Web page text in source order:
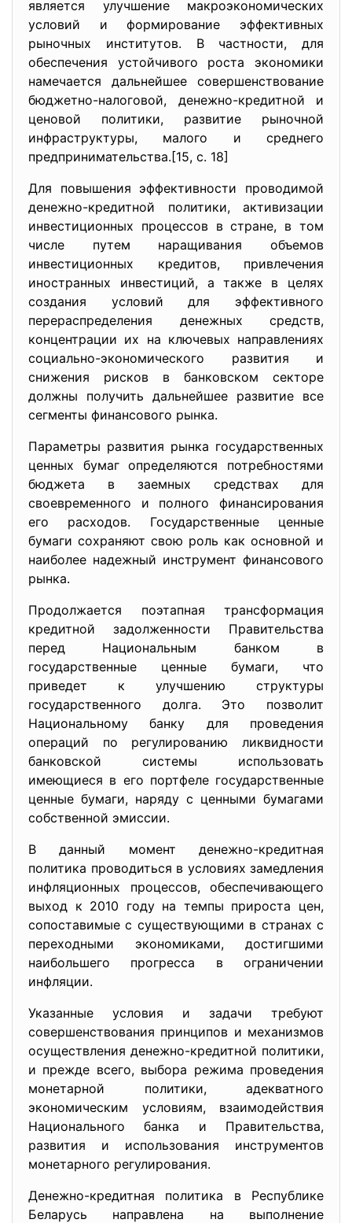
является улучшение макроэкономических
условий и формирование эффективных
рыночных институтов. В частности, для
обеспечения устойчивого роста экономики
намечается дальнейшее совершенствование
бюджетно-налоговой, денежно-кредитной и
ценовой политики, развитие рыночной
инфраструктуры, малого и среднего
предпринимательства.[15, с. 18]
Для повышения эффективности проводимой
денежно-кредитной политики, активизации
инвестиционных процессов в стране, в том
числе путем наращивания объемов
инвестиционных кредитов, привлечения
иностранных инвестиций, а также в целях
создания условий для эффективного
перераспределения денежных средств,
концентрации их на ключевых направлениях
социально-экономического развития и
снижения рисков в банковском секторе
должны получить дальнейшее развитие все
сегменты финансового рынка.
Параметры развития рынка государственных
ценных бумаг определяются потребностями
бюджета в заемных средствах для
своевременного и полного финансирования
его расходов. Государственные ценные
бумаги сохраняют свою роль как основной и
наиболее надежный инструмент финансового
рынка.
Продолжается поэтапная трансформация
кредитной задолженности Правительства
перед Национальным банком в
государственные ценные бумаги, что
приведет к улучшению структуры
государственного долга. Это позволит
Национальному банку для проведения
операций по регулированию ликвидности
банковской системы использовать
имеющиеся в его портфеле государственные
ценные бумаги, наряду с ценными бумагами
собственной эмиссии.
В данный момент денежно-кредитная
политика проводиться в условиях замедления
инфляционных процессов, обеспечивающего
выход к 2010 году на темпы прироста цен,
сопоставимые с существующими в странах с
переходными экономиками, достигшими
наибольшего прогресса в ограничении
инфляции.
Указанные условия и задачи требуют
совершенствования принципов и механизмов
осуществления денежно-кредитной политики,
и прежде всего, выбора режима проведения
монетарной политики, адекватного
экономическим условиям, взаимодействия
Национального банка и Правительства,
развития и использования инструментов
монетарного регулирования.
Денежно-кредитная политика в Республике
Беларусь направлена на выполнение